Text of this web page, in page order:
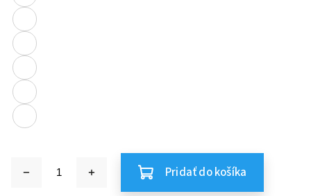
Pridať do košíka